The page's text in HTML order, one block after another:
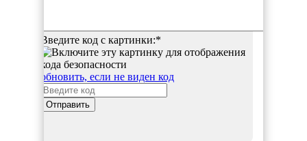
Введите код с картинки:*
обновить, если не виден код
Отправить